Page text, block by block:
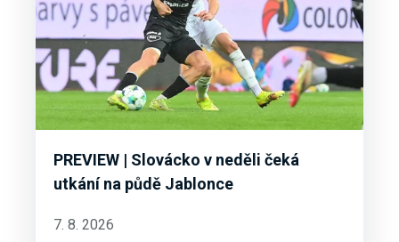
PREVIEW | Slovácko v neděli čeká
utkání na půdě Jablonce
7. 8. 2026